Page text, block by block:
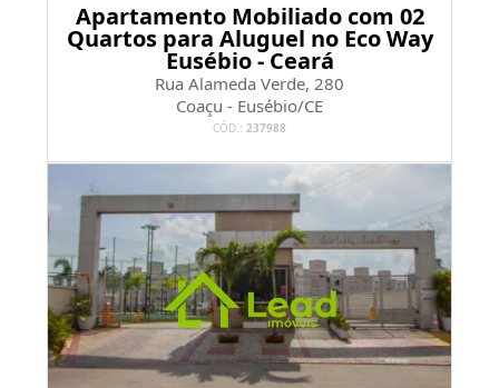
Apartamento Mobiliado com 02
Quartos para Aluguel no Eco Way
Eusébio - Ceará
Rua Alameda Verde, 280
Coaçu - Eusébio/CE
CÓD.: 237988